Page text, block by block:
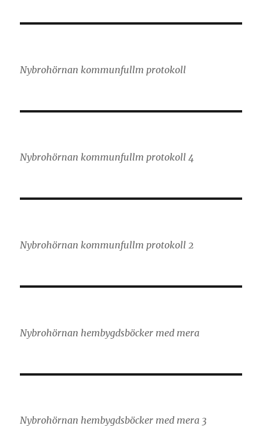
Nybrohörnan kommunfullm protokoll
Nybrohörnan kommunfullm protokoll 4
Nybrohörnan kommunfullm protokoll 2
Nybrohörnan hembygdsböcker med mera
Nybrohörnan hembygdsböcker med mera 3